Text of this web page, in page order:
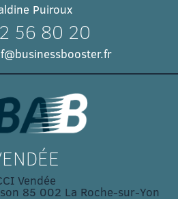
Puiroux
56 80 20
Vendée
85 002 La Roche-sur-Yon